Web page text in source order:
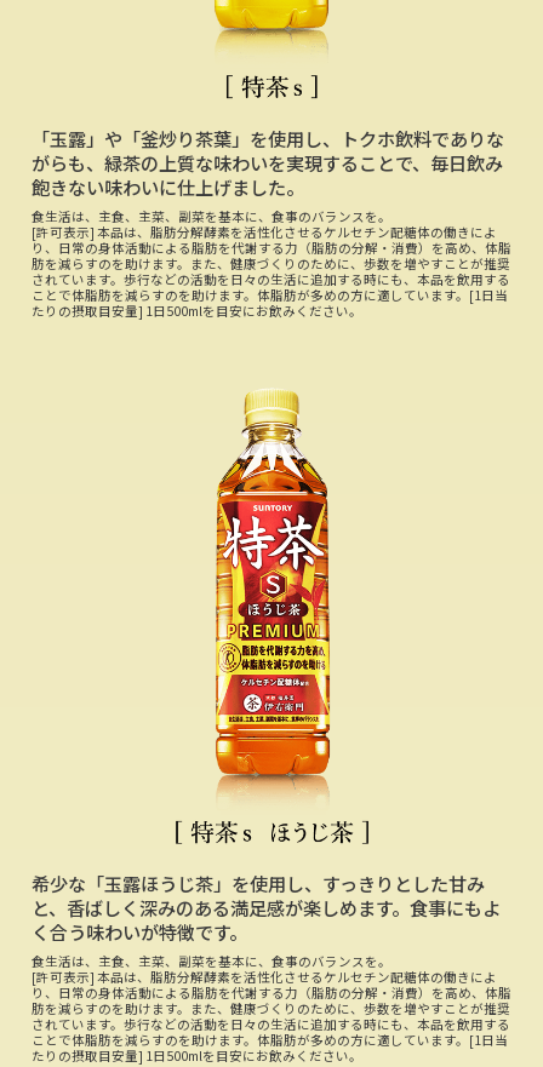
「玉露」や「釜炒り茶葉」を使用し、トクホ飲料でありな
がらも、緑茶の上質な味わいを実現することで、毎日飲み
飽きない味わいに仕上げました。
食生活は、主食、主菜、副菜を基本に、食事のバランスを。
[許可表示] 本品は、脂肪分解酵素を活性化させるケルセチン配糖体の働きによ
り、日常の身体活動による脂肪を代謝する力（脂肪の分解・消費）を高め、体脂
肪を減らすのを助けます。また、健康づくりのために、歩数を増やすことが推奨
されています。歩行などの活動を日々の生活に追加する時にも、本品を飲用する
ことで体脂肪を減らすのを助けます。体脂肪が多めの方に適しています。[1日当
たりの摂取目安量] 1日500mlを目安にお飲みください。
希少な「玉露ほうじ茶」を使用し、すっきりとした甘み
と、香ばしく深みのある満足感が楽しめます。食事にもよ
く合う味わいが特徴です。
食生活は、主食、主菜、副菜を基本に、食事のバランスを。
[許可表示] 本品は、脂肪分解酵素を活性化させるケルセチン配糖体の働きによ
り、日常の身体活動による脂肪を代謝する力（脂肪の分解・消費）を高め、体脂
肪を減らすのを助けます。また、健康づくりのために、歩数を増やすことが推奨
されています。歩行などの活動を日々の生活に追加する時にも、本品を飲用する
ことで体脂肪を減らすのを助けます。体脂肪が多めの方に適しています。[1日当
たりの摂取目安量] 1日500mlを目安にお飲みください。